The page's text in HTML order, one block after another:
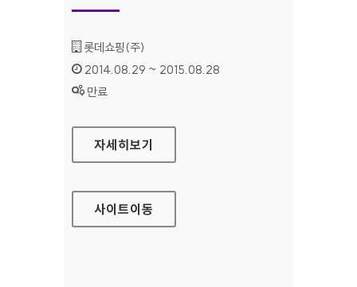
기관명 :
롯데쇼핑(주)
인증기간 :
2014.08.29 ~ 2015.08.28
상태 :
만료
롯데그룹 국문 홈페이지
자세히보기
사이트이동